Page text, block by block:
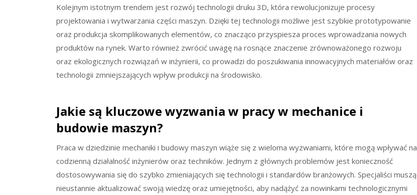
Kolejnym istotnym trendem jest rozwój technologii druku 3D, która rewolucjonizuje procesy
projektowania i wytwarzania części maszyn. Dzięki tej technologii możliwe jest szybkie prototypowanie
oraz produkcja skomplikowanych elementów, co znacząco przyspiesza proces wprowadzania nowych
produktów na rynek. Warto również zwrócić uwagę na rosnące znaczenie zrównoważonego rozwoju
oraz ekologicznych rozwiązań w inżynierii, co prowadzi do poszukiwania innowacyjnych materiałów oraz
technologii zmniejszających wpływ produkcji na środowisko.
Jakie są kluczowe wyzwania w pracy w mechanice i
budowie maszyn?
Praca w dziedzinie mechaniki i budowy maszyn wiąże się z wieloma wyzwaniami, które mogą wpływać na
codzienną działalność inżynierów oraz techników. Jednym z głównych problemów jest konieczność
dostosowywania się do szybko zmieniających się technologii i standardów branżowych. Specjaliści muszą
nieustannie aktualizować swoją wiedzę oraz umiejętności, aby nadążyć za nowinkami technologicznymi